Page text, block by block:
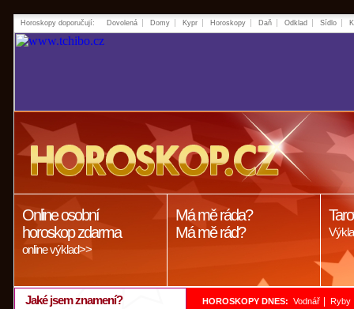
Horoskopy doporučují: Dovolená Domy Kypr Horoskopy Daň Odklad Sídlo
Online osobní
horoskop zdarma
online výklad>>
Má mě ráda?
Má mě rád?
Jaké jsem znamení? HOROSKOPY DNES: Vodnář Ryby